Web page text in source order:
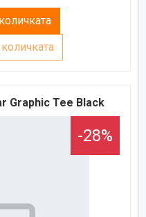
Graphic Tee Black
-28%